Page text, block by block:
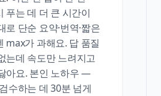
푸는 데 더 큰 시간이
로 단순 요약·번역·짧은
max가 과해요. 답 품질
는데 속도만 느려지고
아요. 본인 노하우 —
수하는 데 30분 넘게